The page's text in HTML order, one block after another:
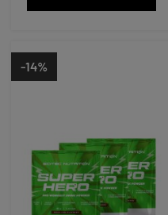
-14%